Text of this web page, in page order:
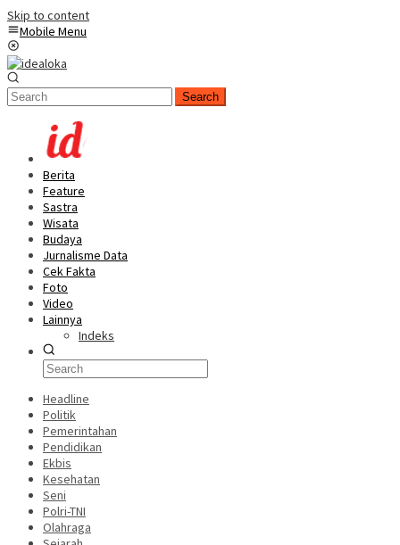
Skip to content
Mobile Menu
Search
Berita
Feature
Sastra
Wisata
Budaya
Jurnalisme Data
Cek Fakta
Foto
Video
Lainnya
Indeks
Headline
Politik
Pemerintahan
Pendidikan
Ekbis
Kesehatan
Seni
Polri-TNI
Olahraga